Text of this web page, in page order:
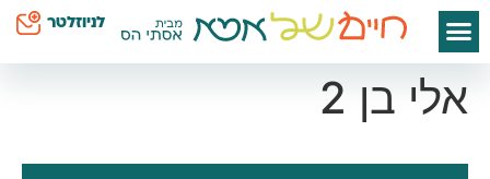
לתוכן
לניוזלטר
אלי בן 2